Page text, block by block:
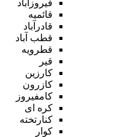
فیروزآباد
قائمیه
قادرآباد
قطب آباد
قطرویه
قیر
کارزین
کازرون
کامفیروز
کره ای
کنارتخته
کوار